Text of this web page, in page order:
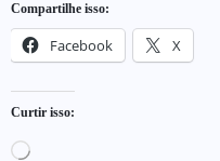
Compartilhe isso:
Facebook X
Curtir isso: